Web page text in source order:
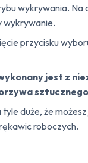
wykrywania. Na
wykrywanie.
przycisku
jest z
tyle duże, że
roboczych.